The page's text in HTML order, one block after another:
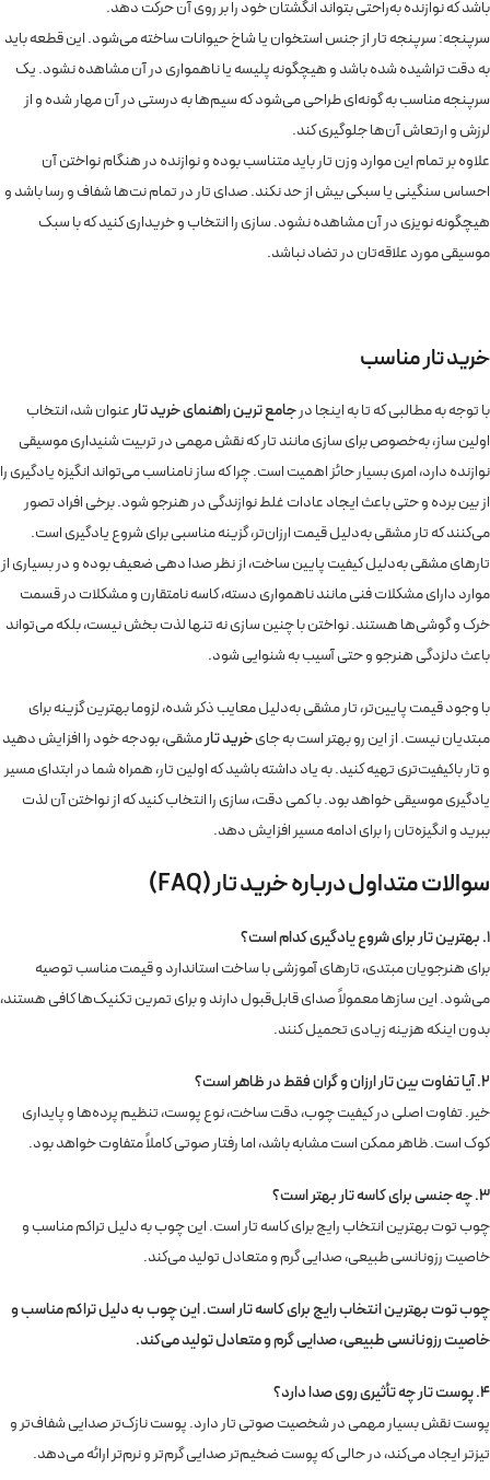
باشد که نوازنده به‌راحتی بتواند انگشتان خود را بر روی آن حرکت دهد.
سرپنجه: سرپنجه تار از جنس استخوان یا شاخ حیوانات ساخته می‌شود. این قطعه باید
به دقت تراشیده شده باشد و هیچگونه پلیسه یا ناهمواری در آن مشاهده نشود. یک
سرپنجه مناسب به گونه‌ای طراحی می‌شود که سیم‌ها به درستی در آن مهار شده و از
لرزش و ارتعاش آن‌ها جلوگیری کند.
علاوه بر تمام این موارد وزن تار باید متناسب بوده و نوازنده در هنگام نواختن آن
احساس سنگینی یا سبکی بیش از حد نکند. صدای تار در تمام نت‌ها شفاف و رسا باشد و
هیچگونه نویزی در آن مشاهده نشود. سازی را انتخاب و خریداری کنید که با سبک
موسیقی مورد علاقه‌تان در تضاد نباشد.
خرید تارمناسب
با توجه به مطالبی که تا به اینجا درجامع ترین راهنمای خرید تارعنوان شد، انتخاب
اولین ساز، به‌خصوص برای سازی مانند تار که نقش مهمی در تربیت شنیداری موسیقی
نوازنده دارد، امری بسیار حائز اهمیت است. چرا که ساز نامناسب می‌تواند انگیزه یادگیری را
از بین برده و حتی باعث ایجاد عادات غلط نوازندگی در هنرجو شود. برخی افراد تصور
می‌کنند که تار مشقی به‌دلیل قیمت ارزان‌تر، گزینه مناسبی برای شروع یادگیری است.
تارهای مشقی به‌دلیل کیفیت پایین ساخت، از نظر صدا دهی ضعیف بوده و در بسیاری از
موارد دارای مشکلات فنی مانند ناهمواری دسته، کاسه نامتقارن و مشکلات در قسمت
خرک و گوشی‌ها هستند. نواختن با چنین سازی نه تنها لذت بخش نیست، بلکه می‌تواند
باعث دلزدگی هنرجو و حتی آسیب به شنوایی شود.
با وجود قیمت پایین‌تر، تار مشقی به‌دلیل معایب ذکر شده، لزوما بهترین گزینه برای
مبتدیان نیست. از این رو بهتر است به جایخرید تارمشقی، بودجه خود را افزایش دهید
و تار باکیفیت‌تری تهیه کنید. به یاد داشته باشید که اولین تار، همراه شما در ابتدای مسیر
یادگیری موسیقی خواهد بود. با کمی دقت، سازی را انتخاب کنید که از نواختن آن لذت
ببرید و انگیزه‌تان را برای ادامه مسیر افزایش دهد.
سوالات متداول درباره خرید تار (FAQ)
1. بهترین تار برای شروع یادگیری کدام است؟
برای هنرجویان مبتدی، تارهای آموزشی با ساخت استاندارد و قیمت مناسب توصیه
می‌شود. این سازها معمولاً صدای قابل‌قبول دارند و برای تمرین تکنیک‌ها کافی هستند،
بدون اینکه هزینه زیادی تحمیل کنند.
2. آیا تفاوت بین تار ارزان و گران فقط در ظاهر است؟
خیر. تفاوت اصلی در کیفیت چوب، دقت ساخت، نوع پوست، تنظیم پرده‌ها و پایداری
کوک است. ظاهر ممکن است مشابه باشد، اما رفتار صوتی کاملاً متفاوت خواهد بود.
3. چه جنسی برای کاسه تار بهتر است؟
چوب توت بهترین انتخاب رایج برای کاسه تار است. این چوب به دلیل تراکم مناسب و
خاصیت رزونانسی طبیعی، صدایی گرم و متعادل تولید می‌کند.
چوب توت بهترین انتخاب رایج برای کاسه تار است. این چوب به دلیل تراکم مناسب و
خاصیت رزونانسی طبیعی، صدایی گرم و متعادل تولید می‌کند.
4. پوست تار چه تأثیری روی صدا دارد؟
پوست نقش بسیار مهمی در شخصیت صوتی تار دارد. پوست نازک‌تر صدایی شفاف‌تر و
تیزتر ایجاد می‌کند، در حالی که پوست ضخیم‌تر صدایی گرم‌تر و نرم‌تر ارائه می‌دهد.